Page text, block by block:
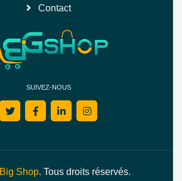
Contact
SUIVEZ-NOUS
Big Shop. Tous droits réservés.